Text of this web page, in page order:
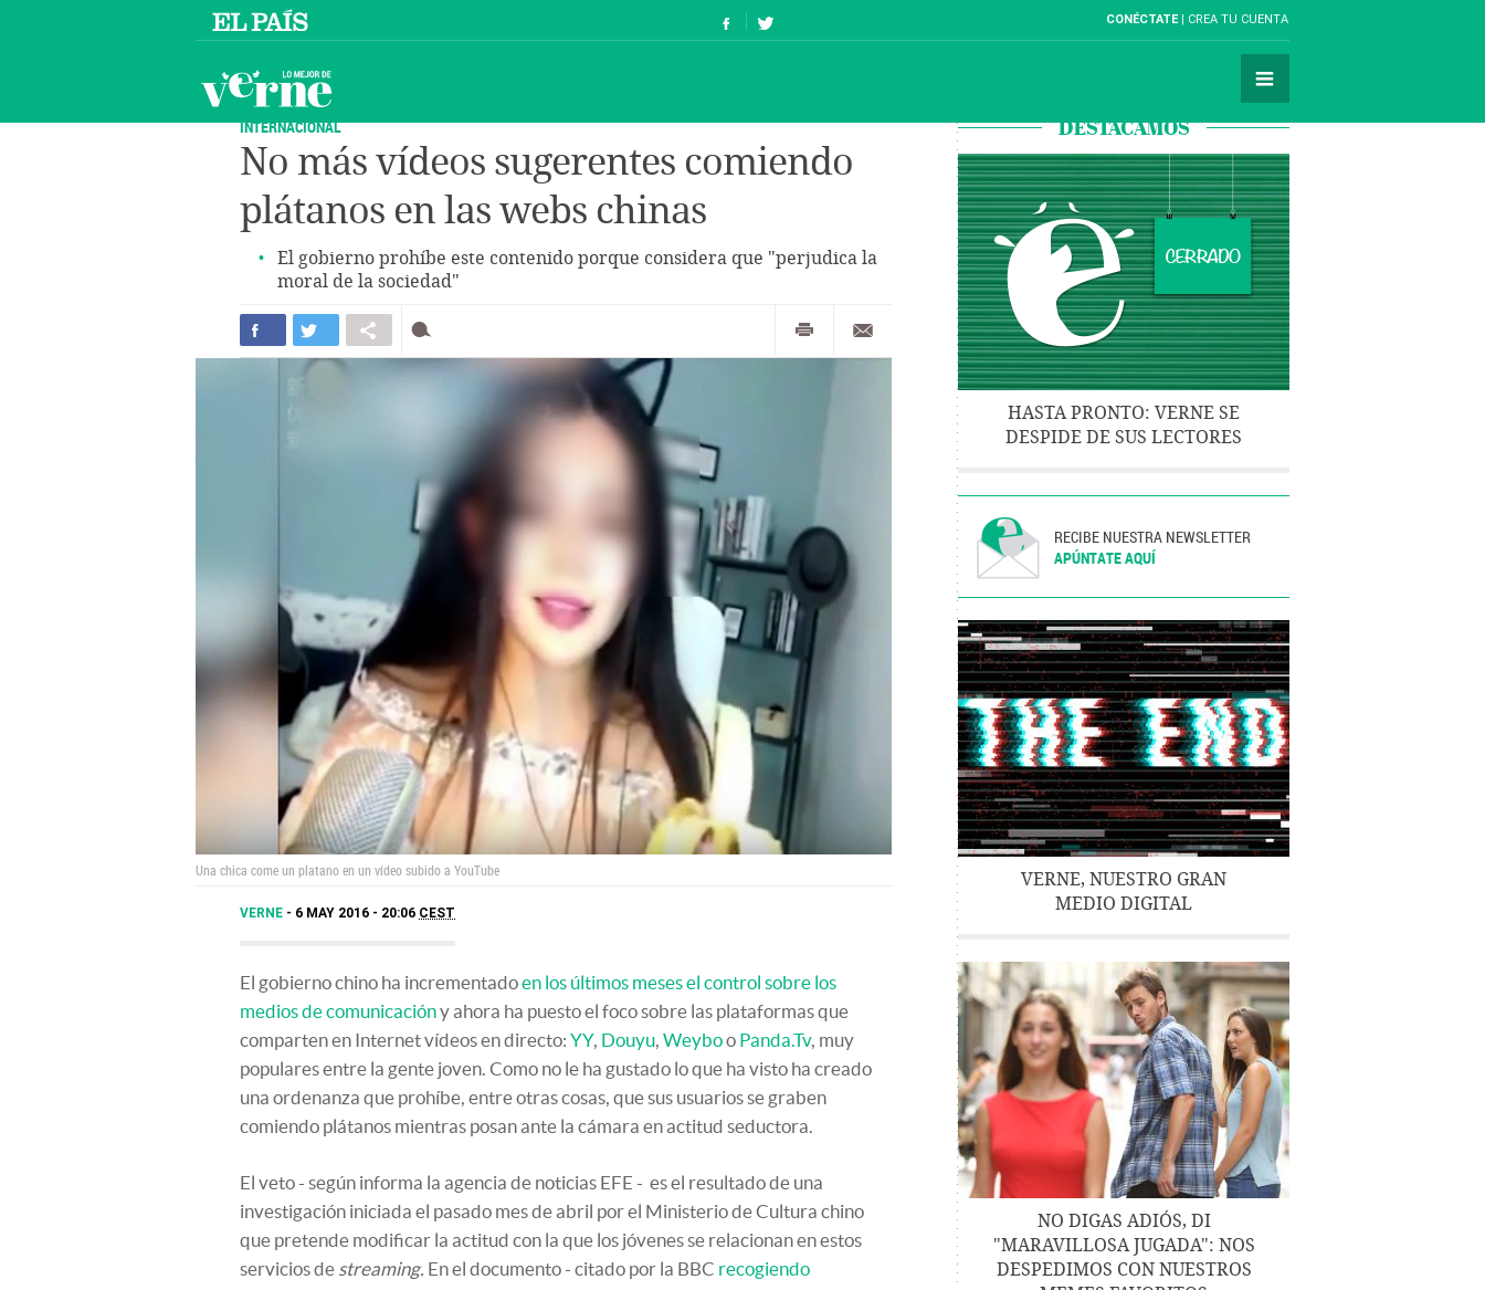
CONÉCTATE CREA TU CUENTA
INTERNACIONAL
No más vídeos sugerentes comiendo
plátanos en las webs chinas
El gobierno prohíbe este contenido porque considera que "perjudica la
moral de la sociedad"
Una chica come un platano en un vídeo subido a YouTube
VERNE 6 MAY 2016 - 20:06 CEST
El gobierno chino ha incrementadoen los últimos meses el control sobre los
medios de comunicacióny ahora ha puesto el foco sobre las plataformas que
comparten en Internet vídeos en directo: YY, Douyu, Weyboo Panda.Tv, muy
populares entre la gente joven. Como no le ha gustado lo que ha visto ha creado
una ordenanza que prohíbe, entre otras cosas, que sus usuarios se graben
comiendo plátanos mientras posan ante la cámara en actitud seductora.
El veto - según informa la agencia de noticias EFE - es el resultado de una
investigación iniciada el pasado mes de abril por el Ministerio de Cultura chino
que pretende modificar la actitud con la que los jóvenes se relacionan en estos
servicios de streaming. En el documento - citado por la BBC recogiendo
DESTACAMOS
HASTA PRONTO: VERNE SE
DESPIDE DE SUS LECTORES
RECIBE NUESTRA NEWSLETTER
APÚNTATE AQUÍ
VERNE, NUESTRO GRAN
MEDIO DIGITAL
NO DIGAS ADIÓS, DI
"MARAVILLOSA JUGADA": NOS
DESPEDIMOS CON NUESTROS